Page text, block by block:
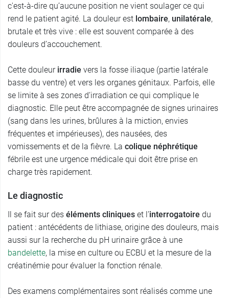
c'est-à-dire qu’aucune position ne vient soulager ce qui
rend le patient agité. La douleur est lombaire, unilatérale,
brutale et très vive : elle est souvent comparée à des
douleurs d’accouchement.
Cette douleurirradie vers la fosse iliaque (partie latérale
basse du ventre) et vers les organes génitaux. Parfois, elle
se limite à ses zones d’irradiation ce qui complique le
diagnostic. Elle peut être accompagnée de signes urinaires
(sang dans les urines, brûlures à la miction, envies
fréquentes et impérieuses), des nausées, des
vomissements et de la fièvre. La colique néphrétique
fébrile est une urgence médicale qui doit être prise en
charge très rapidement.
Le diagnostic
Il se fait sur des éléments cliniques et l’interrogatoire du
patient : antécédents de lithiase, origine des douleurs, mais
aussi sur la recherche du pH urinaire grâce à une
bandelette, la mise en culture ou ECBU et la mesure de la
créatinémie pour évaluer la fonction rénale.
Des examens complémentaires sont réalisés comme une